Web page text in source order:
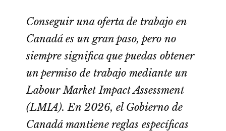
Conseguir una oferta de trabajo en
Canadá es un gran paso, pero no
siempre significa que puedas obtener
un permiso de trabajo mediante un
Labour Market Impact Assessment
(LMIA). En 2026, el Gobierno de
Canadá mantiene reglas específicas